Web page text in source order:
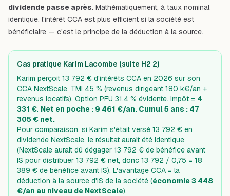
dividende passe après. Mathématiquement, à taux nominal
identique, l'intérêt CCA est plus efficient si la société est
bénéficiaire — c'est le principe de la déduction à la source.
Cas pratique Karim Lacombe (suite H2 2)
Karim perçoit 13 792 € d'intérêts CCA en 2026 sur son
CCA NextScale. TMI 45 % (revenus dirigeant 180 k€/an +
revenus locatifs). Option PFU 31,4 % évidente. Impôt = 4
331 €. Net en poche : 9 461 €/an. Cumul 5 ans : 47
305 € net.
Pour comparaison, si Karim s'était versé 13 792 € en
dividende NextScale, le résultat aurait été identique
(NextScale aurait dû dégager 13 792 € de bénéfice avant
IS pour distribuer 13 792 € net, donc 13 792 / 0,75 = 18
389 € de bénéfice avant IS). L'avantage CCA = la
déduction à la source d'IS de la société (économie 3 448
€/an au niveau de NextScale).